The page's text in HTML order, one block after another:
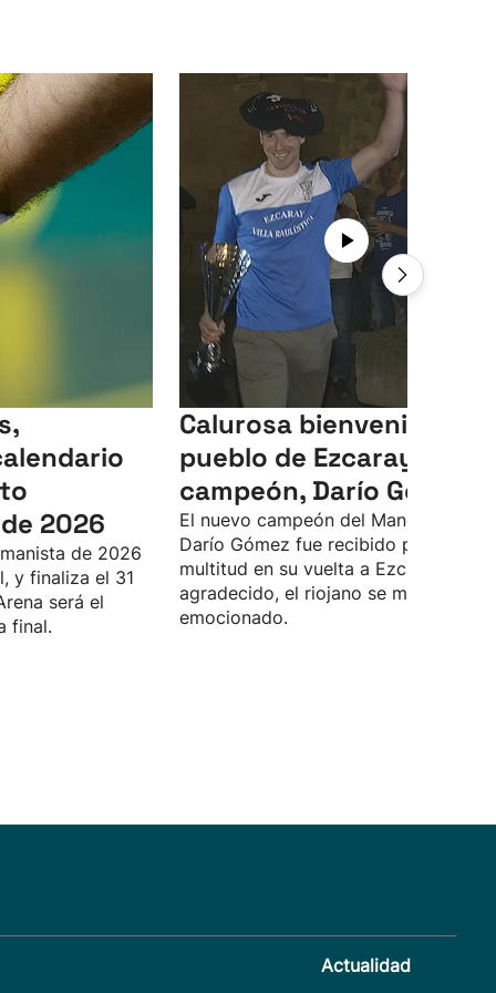
2026
de 2026
y finaliza el 31
será el
final.
Calurosa bienvenida del
pueblo de Ezcaray a su
campeón, Darío Gómez
El nuevo campeón del Manomanista
Darío Gómez fue recibido por una
multitud en su vuelta a Ezcaray. Muy
agradecido, el riojano se mostró muy
emocionado.
Actualidad